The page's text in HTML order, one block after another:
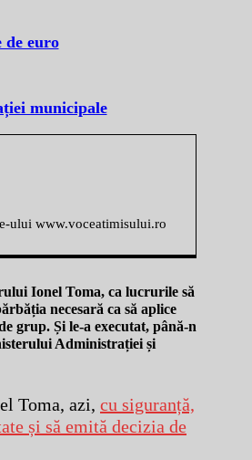
de euro
municipale
ului www.voceatimisului.ro
Ionel Toma, ca lucrurile să
necesară ca să aplice
grup. Și le-a executat, până-n
Administrației și
Toma, azi, cu siguranță,
și să emită decizia de